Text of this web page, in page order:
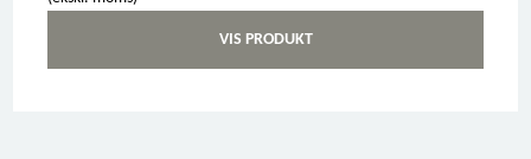
VIS PRODUKT